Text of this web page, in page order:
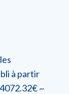
à partir
~